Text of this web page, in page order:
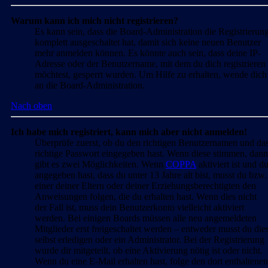
Warum kann ich mich nicht registrieren?
Es kann sein, dass die Board-Administration die
komplett ausgeschaltet hat, damit sich keine neuen Benutzer
mehr anmelden können. Es könnte auch sein, dass deine IP-
Adresse oder der Benutzername, mit dem du dich registrieren
möchtest, gesperrt wurden. Um Hilfe zu erhalten, wende dich
an die Board-Administration.
Nach oben
Ich habe mich registriert, kann mich aber nicht anmelden!
Überprüfe zuerst, ob du den richtigen Benutzernamen und
richtige Passwort eingegeben hast. Wenn diese stimmen, dann
gibt es zwei Möglichkeiten. Wenn COPPA aktiviert ist und du
angegeben hast, dass du unter 13 Jahre alt bist, musst du bzw.
einer deiner Eltern oder deiner Erziehungsberechtigten den
Anweisungen folgen, die du erhalten hast. Wenn dies nicht
der Fall ist, muss dein Benutzerkonto vielleicht aktiviert
werden. Bei einigen Boards müssen alle neu angemeldeten
Mitglieder erst freigeschaltet werden – entweder musst du
selbst erledigen oder ein Administrator. Bei der Registrierung
wurde dir mitgeteilt, ob eine Aktivierung nötig ist oder nicht.
Wenn du eine E-Mail erhalten hast, folge den dort enthaltenen